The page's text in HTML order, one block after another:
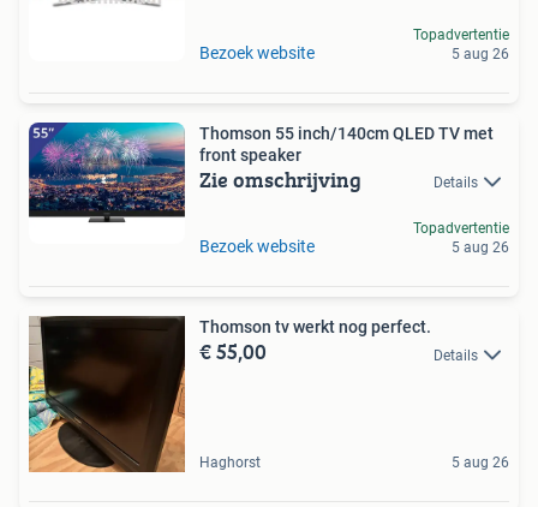
Bezoek website
Topadvertentie
5 aug 26
Thomson 55 inch/140cm QLED TV met
front speaker
Zie omschrijving Details
Bezoek website
Topadvertentie
5 aug 26
Thomson tv werkt nog perfect.
€ 55,00 Details
Haghorst 5 aug 26